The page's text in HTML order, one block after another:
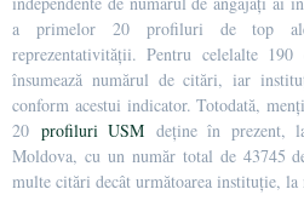
a primelor 20 profiluri de top
reprezentativității. Pentru celelalte
însumează numărul de citări, iar
conform acestui indicator. Totodată,
20 profiluri USM deține în prezent,
Moldova, cu un număr total de 43745
multe citări decât următoarea instituție, la